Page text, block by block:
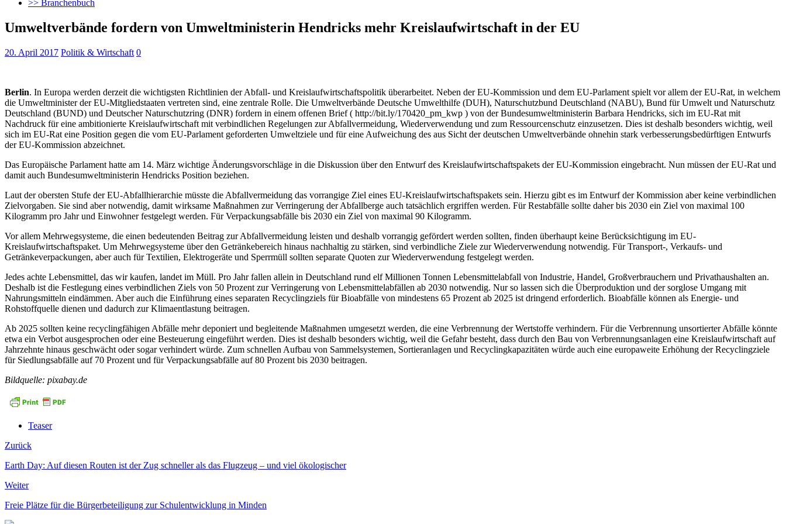
>> Branchenbuch
Umweltverbände fordern von Umweltministerin Hendricks mehr Kreislaufwirtschaft in der EU
20. April 2017 Politik & Wirtschaft 0
Berlin. In Europa werden derzeit die wichtigsten Richtlinien der Abfall- und Kreislaufwirtschaftspolitik überarbeitet. Neben der EU-Kommission und dem EU-Parlament spielt vor allem der EU-Rat, in welchem
die Umweltminister der EU-Mitgliedstaaten vertreten sind, eine zentrale Rolle. Die Umweltverbände Deutsche Umwelthilfe (DUH), Naturschutzbund Deutschland (NABU), Bund für Umwelt und Naturschutz
Deutschland (BUND) und Deutscher Naturschutzring (DNR) fordern in einem offenen Brief ( http://bit.ly/170420_pm_kwp ) von der Bundesumweltministerin Barbara Hendricks, sich im EU-Rat mit
Nachdruck für eine ambitionierte Kreislaufwirtschaft mit verbindlichen Regelungen zur Abfallvermeidung, Wiederverwendung und zum Ressourcenschutz einzusetzen. Dies ist deshalb besonders wichtig, weil
sich im EU-Rat eine Position gegen die vom EU-Parlament geforderten Umweltziele und für eine Aufweichung des aus Sicht der deutschen Umweltverbände ohnehin stark verbesserungsbedürftigen Entwurfs
der EU-Kommission abzeichnet.
Das Europäische Parlament hatte am 14. März wichtige Änderungsvorschläge in die Diskussion über den Entwurf des Kreislaufwirtschaftspakets der EU-Kommission eingebracht. Nun müssen der EU-Rat und
damit auch Bundesumweltministerin Hendricks Position beziehen.
Laut der obersten Stufe der EU-Abfallhierarchie müsste die Abfallvermeidung das vorrangige Ziel eines EU-Kreislaufwirtschaftspakets sein. Hierzu gibt es im Entwurf der Kommission aber keine verbindlichen
Zielvorgaben. Sie sind aber notwendig, damit wirksame Maßnahmen zur Verringerung der Abfallberge auch tatsächlich ergriffen werden. Für Restabfälle sollte daher bis 2030 ein Ziel von maximal 100
Kilogramm pro Jahr und Einwohner festgelegt werden. Für Verpackungsabfälle bis 2030 ein Ziel von maximal 90 Kilogramm.
Vor allem Mehrwegsysteme, die einen bedeutenden Beitrag zur Abfallvermeidung leisten und deshalb vorrangig gefördert werden sollten, finden überhaupt keine Berücksichtigung im EU-
Kreislaufwirtschaftspaket. Um Mehrwegsysteme über den Getränkebereich hinaus nachhaltig zu stärken, sind verbindliche Ziele zur Wiederverwendung notwendig. Für Transport-, Verkaufs- und
Getränkeverpackungen, aber auch für Textilien, Elektrogeräte und Sperrmüll sollten separate Quoten zur Wiederverwendung festgelegt werden.
Jedes achte Lebensmittel, das wir kaufen, landet im Müll. Pro Jahr fallen allein in Deutschland rund elf Millionen Tonnen Lebensmittelabfall von Industrie, Handel, Großverbrauchern und Privathaushalten an.
Deshalb ist die Festlegung eines verbindlichen Ziels von 50 Prozent zur Verringerung von Lebensmittelabfällen ab 2030 notwendig. Nur so lassen sich die Überproduktion und der sorglose Umgang mit
Nahrungsmitteln eindämmen. Aber auch die Einführung eines separaten Recyclingziels für Bioabfälle von mindestens 65 Prozent ab 2025 ist dringend erforderlich. Bioabfälle können als Energie- und
Rohstoffquelle dienen und dadurch zur Klimaentlastung beitragen.
Ab 2025 sollten keine recyclingfähigen Abfälle mehr deponiert und begleitende Maßnahmen umgesetzt werden, die eine Verbrennung der Wertstoffe verhindern. Für die Verbrennung unsortierter Abfälle könnte
etwa ein Verbot ausgesprochen oder eine Besteuerung eingeführt werden. Dies ist deshalb besonders wichtig, weil die Gefahr besteht, dass durch den Bau von Verbrennungsanlagen eine Kreislaufwirtschaft auf
Jahrzehnte hinaus geschwächt oder sogar verhindert würde. Zum schnellen Aufbau von Sammelsystemen, Sortieranlagen und Recyclingkapazitäten würde auch eine europaweite Erhöhung der Recyclingziele
für Siedlungsabfälle auf 70 Prozent und für Verpackungsabfälle auf 80 Prozent bis 2030 beitragen.
Bildquelle: pixabay.de
Teaser
Zurück
Earth Day: Auf diesen Routen ist der Zug schneller als das Flugzeug – und viel ökologischer
Weiter
Freie Plätze für die Bürgerbeteiligung zur Schulentwicklung in Minden